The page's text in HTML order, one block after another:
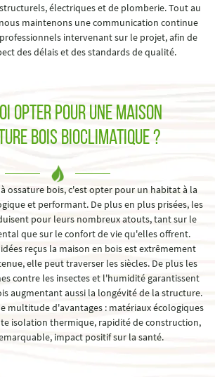
électriques et de plomberie. Tout au
maintenons une communication continue
intervenant sur le projet, afin de
des délais et des standards de qualité.
opter pour une maison
bois bioclimatique ?
ossature bois, c'est opter pour un habitat à la
et performant. De plus en plus prisées, les
pour leurs nombreux atouts, tant sur le
que sur le confort de vie qu'elles offrent.
reçus la maison en bois est extrêmement
elle peut traverser les siècles. De plus les
contre les insectes et l'humidité garantissent
augmentant aussi la longévité de la structure.
multitude d'avantages : matériaux écologiques
isolation thermique, rapidité de construction,
impact positif sur la santé.